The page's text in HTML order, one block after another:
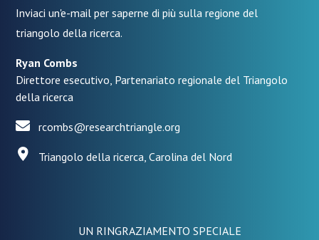
Inviaci un'e-mail per saperne di più sulla regione del
triangolo della ricerca.
Ryan Combs
Direttore esecutivo, Partenariato regionale del Triangolo
della ricerca
rcombs@researchtriangle.org
Triangolo della ricerca, Carolina del Nord
UN RINGRAZIAMENTO SPECIALE